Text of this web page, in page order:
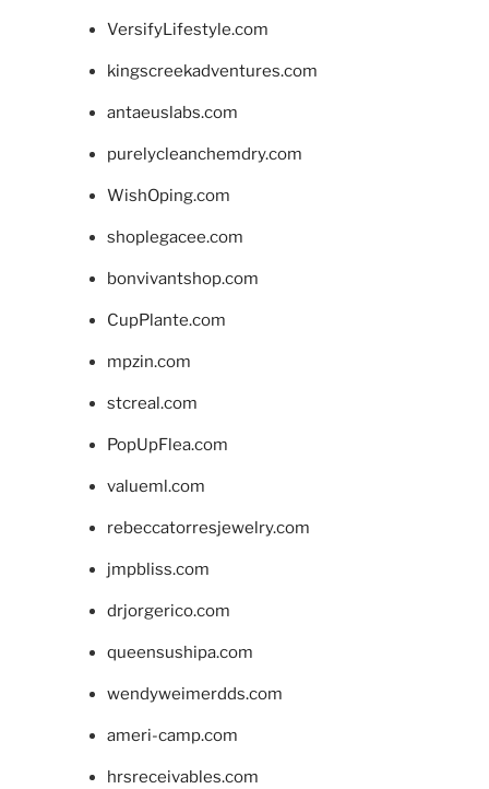
VersifyLifestyle.com
kingscreekadventures.com
antaeuslabs.com
purelycleanchemdry.com
WishOping.com
shoplegacee.com
bonvivantshop.com
CupPlante.com
mpzin.com
stcreal.com
PopUpFlea.com
valueml.com
rebeccatorresjewelry.com
jmpbliss.com
drjorgerico.com
queensushipa.com
wendyweimerdds.com
ameri-camp.com
hrsreceivables.com